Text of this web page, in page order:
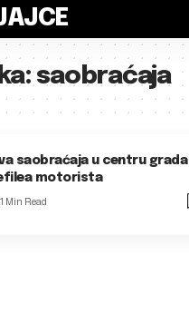
saobraćaja
saobraćaja u centru grada
motorista
1 Min Read